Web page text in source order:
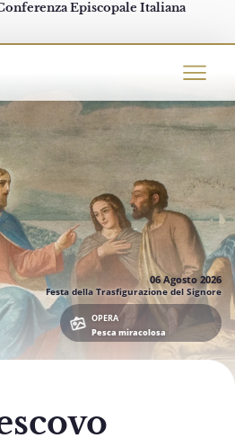
Episcopale Italiana
06 Agosto 2026
Festa della Trasfigurazione del Signore
OPERA
Pesca miracolosa